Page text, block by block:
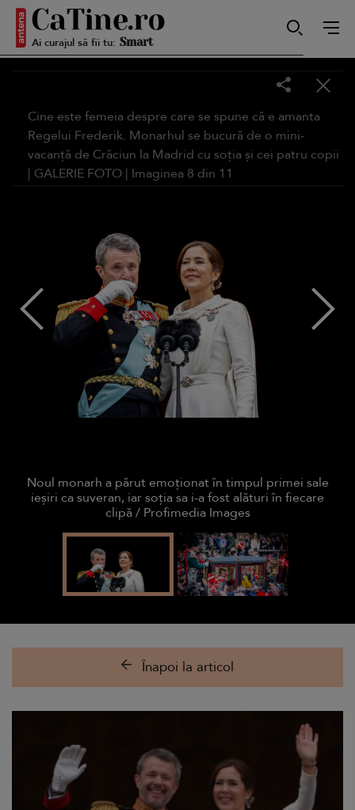
Ai curajul să fii tu: Smart
Sensibilă
Puternică
Cine este femeia despre care se spune că e amanta
Regelui Frederik. Monarhul se bucură de o mini-
vacanță de Crăciun la Madrid cu soția și cei patru copii
| GALERIE FOTO | Imaginea 8 din 11
Noul monarh a părut emoționat în timpul primei sale
ieșiri ca suveran, iar soția sa i-a fost alături în fiecare
clipă / Profimedia Images
Înapoi la articol